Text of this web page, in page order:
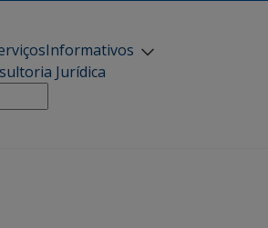
Informativos
Jurídica